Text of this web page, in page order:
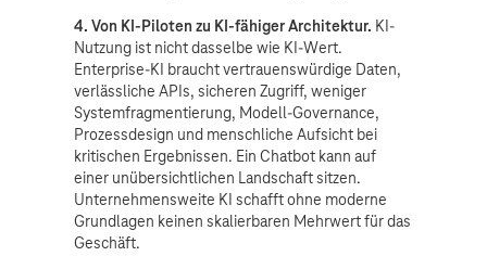
4. Von KI-Piloten zu KI-fähiger Architektur. KI-
Nutzung ist nicht dasselbe wie KI-Wert.
Enterprise-KI braucht vertrauenswürdige Daten,
verlässliche APIs, sicheren Zugriff, weniger
Systemfragmentierung, Modell-Governance,
Prozessdesign und menschliche Aufsicht bei
kritischen Ergebnissen. Ein Chatbot kann auf
einer unübersichtlichen Landschaft sitzen.
Unternehmensweite KI schafft ohne moderne
Grundlagen keinen skalierbaren Mehrwert für das
Geschäft.